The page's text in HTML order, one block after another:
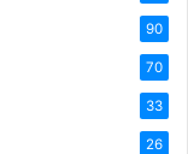
90
70
33
26